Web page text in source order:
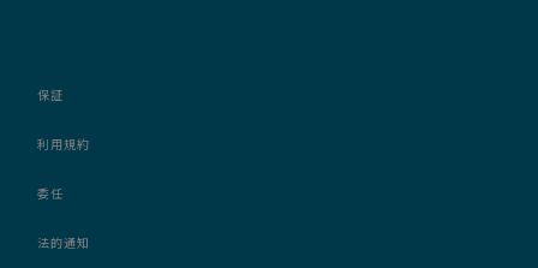
保証
利用規約
委任
法的通知